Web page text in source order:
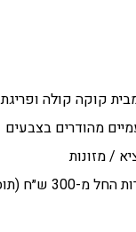
קוקה קולה ופריגת
מהודרים בצבעים
/ מזונות
300 ש״ח (תוספת)